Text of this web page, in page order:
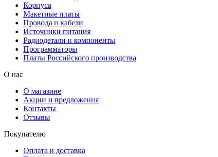
Корпуса
Макетные платы
Провода и кабели
Источники питания
Радиодетали и компоненты
Программаторы
Платы Российского производства
О нас
О магазине
Акции и предложения
Контакты
Отзывы
Покупателю
Оплата и доставка